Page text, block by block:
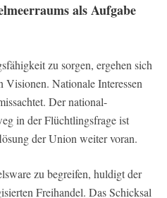
als Aufgabe
zu sorgen, ergehen sich
Visionen. Nationale Interessen
Der national-
in der Flüchtlingsfrage ist
der Union weiter voran.
zu begreifen, huldigt der
Freihandel. Das Schicksal